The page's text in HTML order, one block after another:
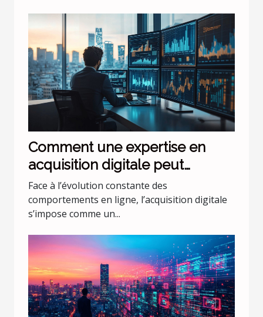
Comment une expertise en
acquisition digitale peut
transformer votre entreprise ?
Face à l’évolution constante des
comportements en ligne, l’acquisition digitale
s’impose comme un...